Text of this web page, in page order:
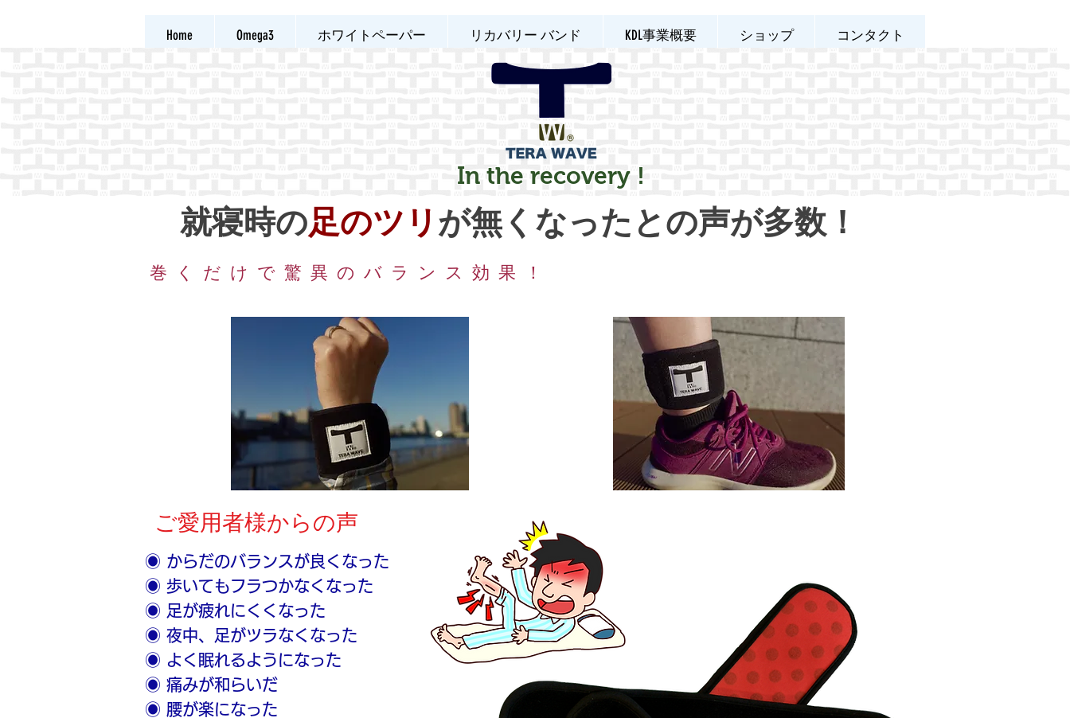
Home Omega3 ホワイトペーパー リカバリー バンド KDL事業概要 ショップ コンタクト
In the recovery !
就寝時の足のツリ が無くなったとの声が多数！
巻くだけで驚異のバランス効果！
ご愛用者様からの声
◉ からだのバランスが良くなった
◉ 歩いてもフラつかなくなった
◉ 足が疲れにくくなった
◉ 夜中、足がツラなくなった
◉ よく眠れるようになった
◉ 痛みが和らいだ
◉ 腰が楽になった